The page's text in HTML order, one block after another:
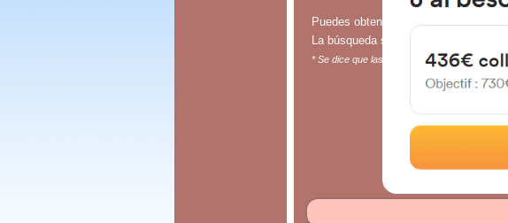
Puedes obtener, desde este
La búsqueda se puede realizar en un
* Se dice que las distancias que se
Radio